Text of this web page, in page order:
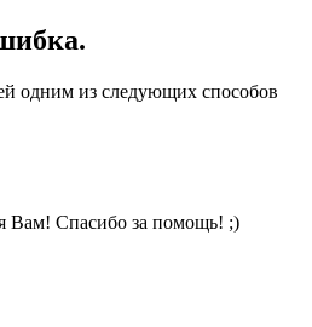
одним из следующих способов
Вам! Спасибо за помощь! ;)